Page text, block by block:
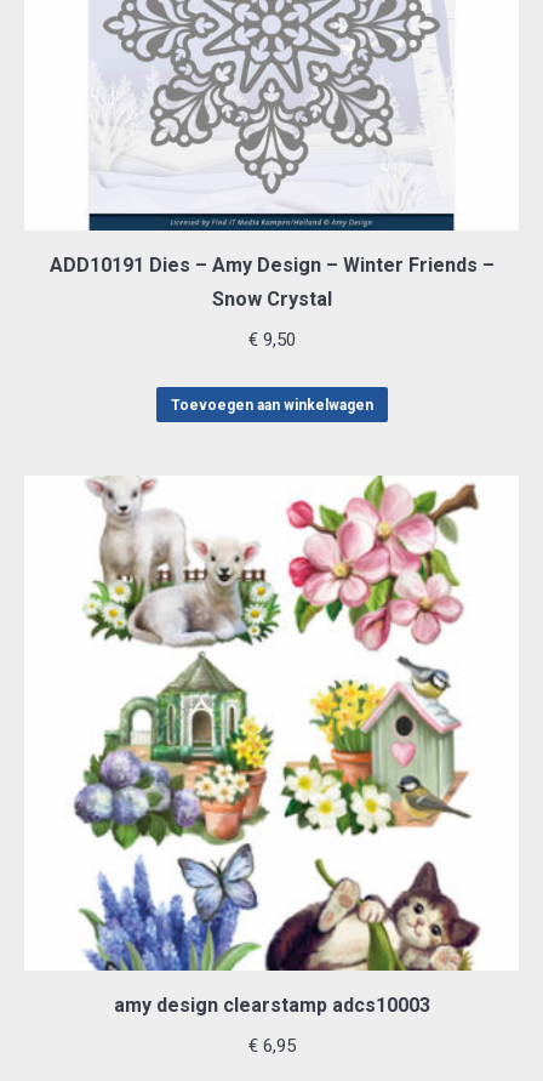
ADD10191 Dies – Amy Design – Winter Friends –
Snow Crystal
€9,50
Toevoegen aan winkelwagen
amy design clearstamp adcs10003
€6,95